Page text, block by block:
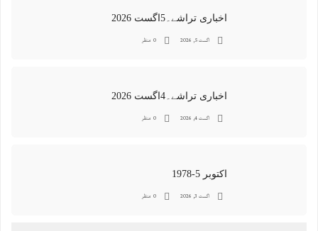
اخباری تراشے۔5اگست 2026
اگست 5, 2026 0 منظر
اخباری تراشے۔4اگست 2026
اگست 4, 2026 0 منظر
اکتوبر 5-1978
اگست 3, 2026 0 منظر